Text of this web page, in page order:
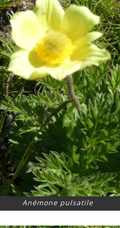
Anémone pulsatile